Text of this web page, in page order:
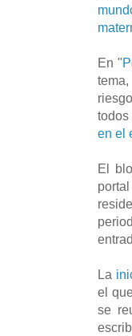
En "
todos
en el
El
La
el
se